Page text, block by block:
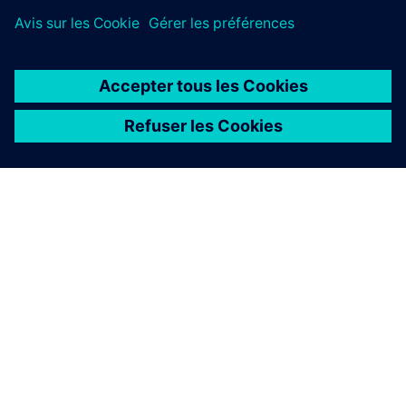
Soutien produit
Soutien technique